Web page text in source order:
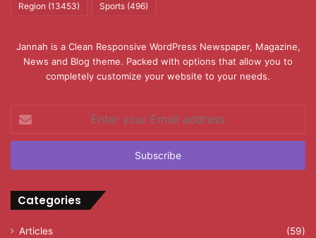
Region (13453) Sports (496)
Jannah is a Clean Responsive WordPress Newspaper, Magazine,
News and Blog theme. Packed with options that allow you to
completely customize your website to your needs.
your
Email
Categories
Articles (59)